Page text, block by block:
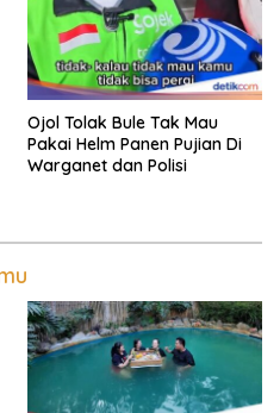
Ojol Tolak Bule Tak Mau
Pakai Helm Panen Pujian Di
Warganet dan Polisi